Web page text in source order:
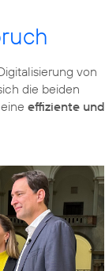
von
die beiden
effiziente und